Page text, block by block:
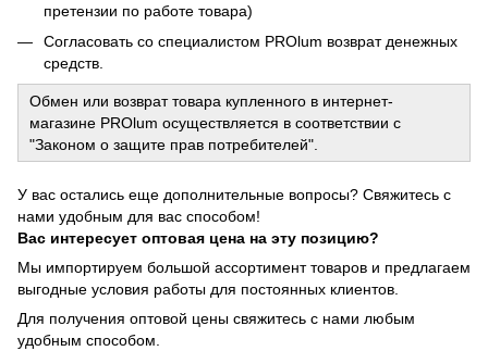
претензии по работе товара)
Согласовать со специалистом PROlum возврат денежных
средств.
Обмен или возврат товара купленного в интернет-
магазине PROlum осуществляется в соответствии с
"Законом о защите прав потребителей".
У вас остались еще дополнительные вопросы? Свяжитесь с
нами удобным для вас способом!
Вас интересует оптовая цена на эту позицию?
Мы импортируем большой ассортимент товаров и предлагаем
выгодные условия работы для постоянных клиентов.
Для получения оптовой цены свяжитесь с нами любым
удобным способом.